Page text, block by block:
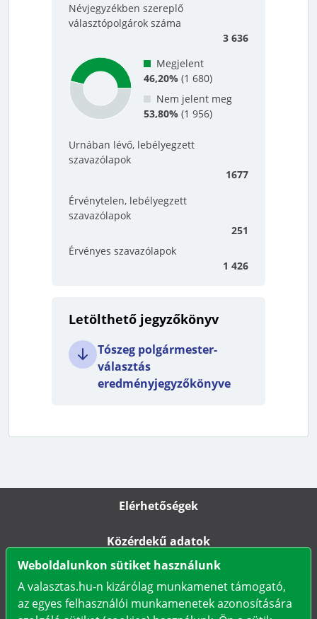
Névjegyzékben szereplő
választópolgárok száma
3 636
Megjelent
46,20% (1 680)
Nem jelent meg
53,80% (1 956)
Urnában lévő, lebélyegzett
szavazólapok
1677
Érvénytelen, lebélyegzett
szavazólapok
251
Érvényes szavazólapok
1 426
Letölthető jegyzőkönyv
Tószeg polgármester-
választás
eredményjegyzőkönyve
Elérhetőségek
Közérdekű adatok
Karrier
Weboldalunkon sütiket használunk
A valasztas.hu-n kizárólag munkamenet támogató,
az egyes felhasználói munkamenetek azonosítására